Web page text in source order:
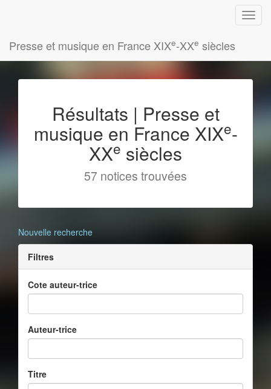
Presse et musique en France XIXe-XXe siècles
Résultats | Presse et
musique en France XIXe-
XXe siècles
57 notices trouvées
Nouvelle recherche
Filtres
Cote auteur-trice
Auteur-trice
Titre